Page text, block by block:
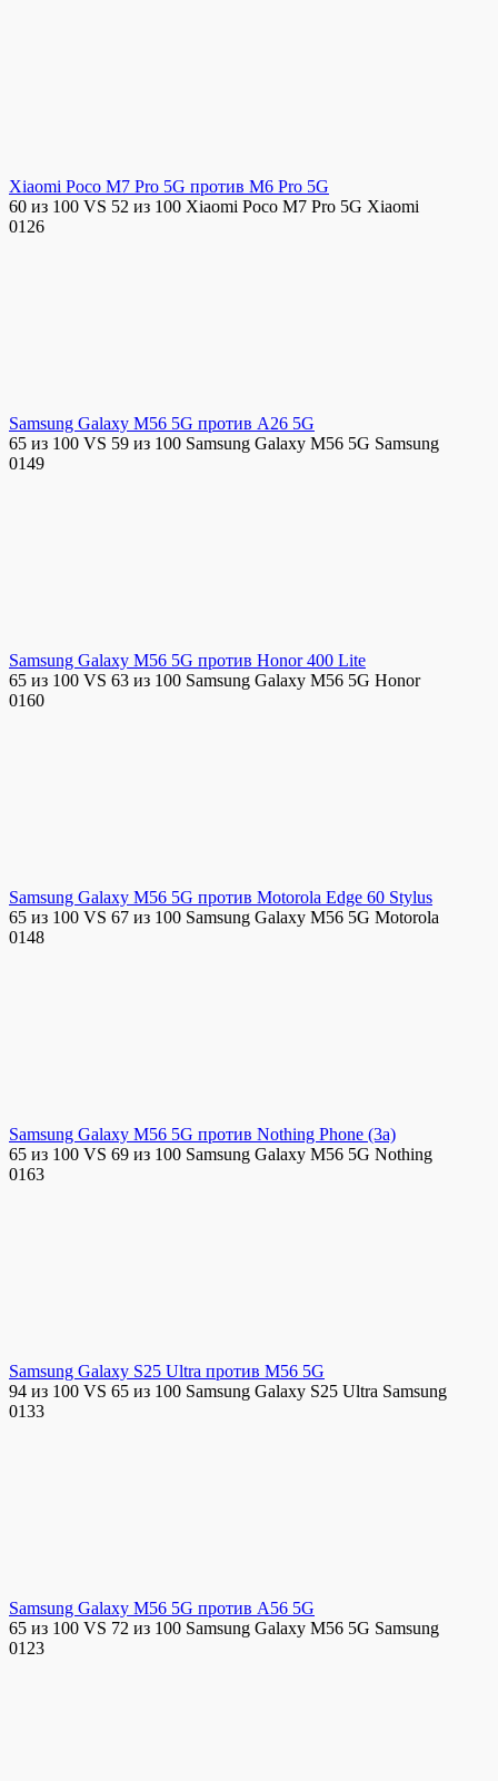
Xiaomi Poco M7 Pro 5G против M6 Pro 5G
60 из 100 VS 52 из 100 Xiaomi Poco M7 Pro 5G Xiaomi
0126
Samsung Galaxy M56 5G против A26 5G
65 из 100 VS 59 из 100 Samsung Galaxy M56 5G Samsung
0149
Samsung Galaxy M56 5G против Honor 400 Lite
65 из 100 VS 63 из 100 Samsung Galaxy M56 5G Honor
0160
Samsung Galaxy M56 5G против Motorola Edge 60 Stylus
65 из 100 VS 67 из 100 Samsung Galaxy M56 5G Motorola
0148
Samsung Galaxy M56 5G против Nothing Phone (3a)
65 из 100 VS 69 из 100 Samsung Galaxy M56 5G Nothing
0163
Samsung Galaxy S25 Ultra против M56 5G
94 из 100 VS 65 из 100 Samsung Galaxy S25 Ultra Samsung
0133
Samsung Galaxy M56 5G против A56 5G
65 из 100 VS 72 из 100 Samsung Galaxy M56 5G Samsung
0123